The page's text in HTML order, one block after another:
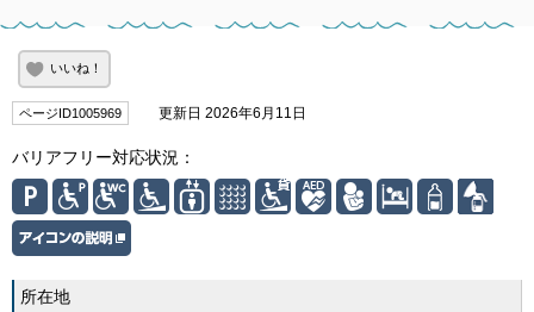
いいね！
ページID1005969 更新日 2026年6月11日
バリアフリー対応状況：
所在地